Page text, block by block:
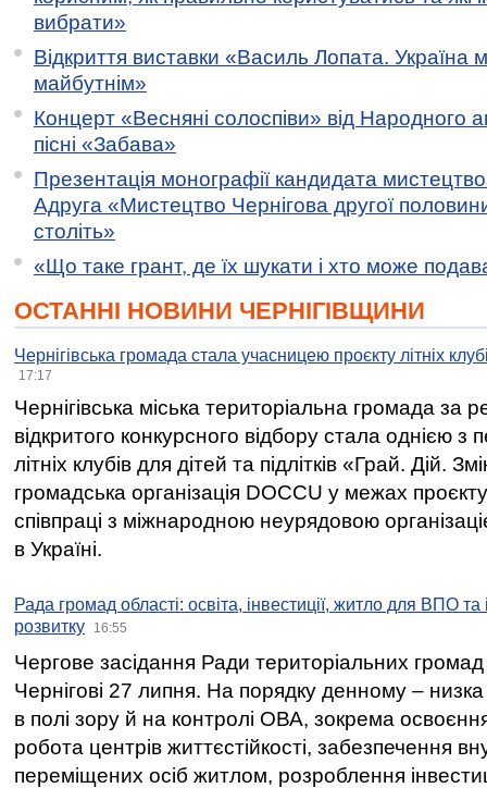
вибрати»
Відкриття виставки «Василь Лопата. Україна
майбутнім»
Концерт «Весняні солоспіви» від Народного
пісні «Забава»
Презентація монографії кандидата
Адруга «Мистецтво Чернігова другої
століть»
«Що таке грант, де їх шукати і хто може
ОСТАННІ НОВИНИ ЧЕРНІГІВЩИНИ
Чернігівська громада стала учасницею проєкту літніх
17:17
Чернігівська міська територіальна громада за
відкритого конкурсного відбору стала однією
літніх клубів для дітей та підлітків «Грай. Дій.
громадська організація DOCCU у межах
співпраці з міжнародною неурядовою
в Україні.
Рада громад області: освіта, інвестиції, житло для ВПО
розвитку
16:55
Чергове засідання Ради територіальних громад
Чернігові 27 липня. На порядку денному –
в полі зору й на контролі ОВА, зокрема освоєння
робота центрів життєстійкості, забезпечення
переміщених осіб житлом, розроблення